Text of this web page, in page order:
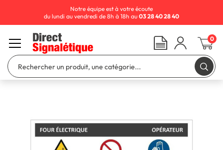
Notre équipe est à votre écoute
du lundi au vendredi de 8h à 18h au 03 28 40 28 40
0